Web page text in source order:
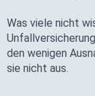
Was viele nicht
den wenigen
sie nicht aus.